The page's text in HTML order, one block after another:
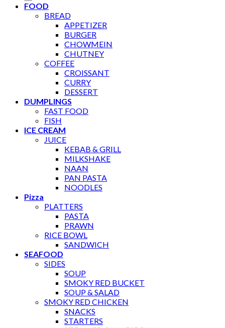
FOOD
BREAD
APPETIZER
BURGER
CHOWMEIN
CHUTNEY
COFFEE
CROISSANT
CURRY
DESSERT
DUMPLINGS
FAST FOOD
FISH
ICE CREAM
JUICE
KEBAB & GRILL
MILKSHAKE
NAAN
PAN PASTA
NOODLES
Pizza
PLATTERS
PASTA
PRAWN
RICE BOWL
SANDWICH
SEAFOOD
SIDES
SOUP
SMOKY RED BUCKET
SOUP & SALAD
SMOKY RED CHICKEN
SNACKS
STARTERS